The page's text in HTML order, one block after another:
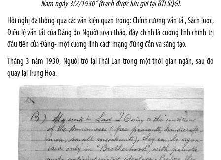
Namngày 3/2/1930” (tranh được lưu giữ tại BTLSQG).
Hội nghị đã thông qua các văn kiện quan trọng: Chính cương vắn tắt, Sách lược,
Điều lệ vắn tắt của Đảng do Người soạn thảo, đây chính là cương lĩnh chính trị
đầu tiên của Đảng- một cương lĩnh cách mạng đúng đắn và sáng tạo.
Tháng 3 năm 1930, Người trở lại Thái Lan trong một thời gian ngắn, sau đó
quay lại Trung Hoa.